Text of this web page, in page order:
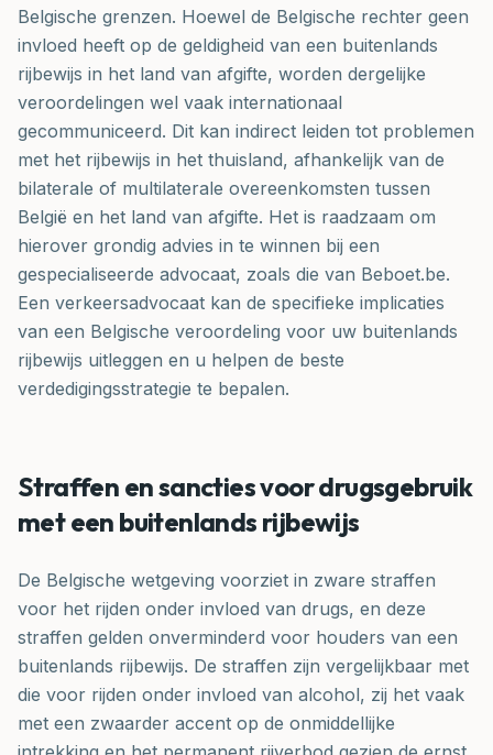
Belgische grenzen. Hoewel de Belgische rechter geen
invloed heeft op de geldigheid van een buitenlands
rijbewijs in het land van afgifte, worden dergelijke
veroordelingen wel vaak internationaal
gecommuniceerd. Dit kan indirect leiden tot problemen
met het rijbewijs in het thuisland, afhankelijk van de
bilaterale of multilaterale overeenkomsten tussen
België en het land van afgifte. Het is raadzaam om
hierover grondig advies in te winnen bij een
gespecialiseerde advocaat, zoals die van Beboet.be.
Een verkeersadvocaat kan de specifieke implicaties
van een Belgische veroordeling voor uw buitenlands
rijbewijs uitleggen en u helpen de beste
verdedigingsstrategie te bepalen.
Straffen en sancties voor drugsgebruik
met een buitenlands rijbewijs
De Belgische wetgeving voorziet in zware straffen
voor het rijden onder invloed van drugs, en deze
straffen gelden onverminderd voor houders van een
buitenlands rijbewijs. De straffen zijn vergelijkbaar met
die voor rijden onder invloed van alcohol, zij het vaak
met een zwaarder accent op de onmiddellijke